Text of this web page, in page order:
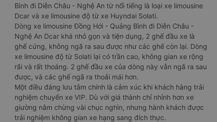
Bình đi Diễn Châu - Nghệ An từ nổi tiếng là loại xe limousine
Dcar và xe limousine độ từ xe Huyndai Solati.
Dòng xe limousine Đồng Hới - Quảng Bình đi Diễn Châu -
Nghệ An Dcar khá nhỏ gọn và tiện dụng, 2 ghế đầu xe là
ghế cứng, không ngã ra sau được như các ghế còn lại. Dòng
xe limousine độ từ Solati lại có trần cao, không gian xe rộng
rãi và rất thoáng. 2 ghế đầu xe của dòng này vẫn ngã ra sau
được, và các ghế ngã ra thoải mái hơn.
Một điều đáng lưu tâm chính là cảm xúc khi khách hàng trải
nghiệm chuyến xe VIP. Dù với giá thành chỉ nhỉnh hơn xe
giường nằm chừng vài chục nghìn, nhưng hành khách được
trải nghiệm không gian xe hạng sang đích thực.